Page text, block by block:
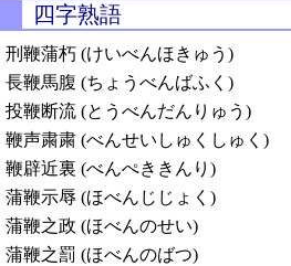
四字熟語
刑鞭蒲朽 (けいべんほきゅう)
長鞭馬腹 (ちょうべんばふく)
投鞭断流 (とうべんだんりゅう)
鞭声粛粛 (べんせいしゅくしゅく)
鞭辟近裏 (べんぺききんり)
蒲鞭示辱 (ほべんじじょく)
蒲鞭之政 (ほべんのせい)
蒲鞭之罰 (ほべんのばつ)